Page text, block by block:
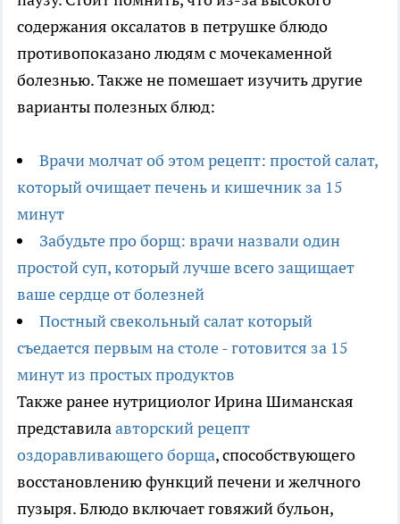
содержания оксалатов в петрушке блюдо
противопоказано людям с мочекаменной
болезнью. Также не помешает изучить другие
варианты полезных блюд:
Врачи молчат об этом рецепт: простой салат,
который очищает печень и кишечник за 15
минут
Забудьте про борщ: врачи назвали один
простой суп, который лучше всего защищает
ваше сердце от болезней
Постный свекольный салат который
съедается первым на столе - готовится за 15
минут из простых продуктов
Также ранее нутрициолог Ирина Шиманская
представилаавторский рецепт
оздоравливающего борща, способствующего
восстановлению функций печени и желчного
пузыря. Блюдо включает говяжий бульон,